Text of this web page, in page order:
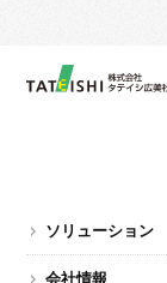
ソリューション
会社情報